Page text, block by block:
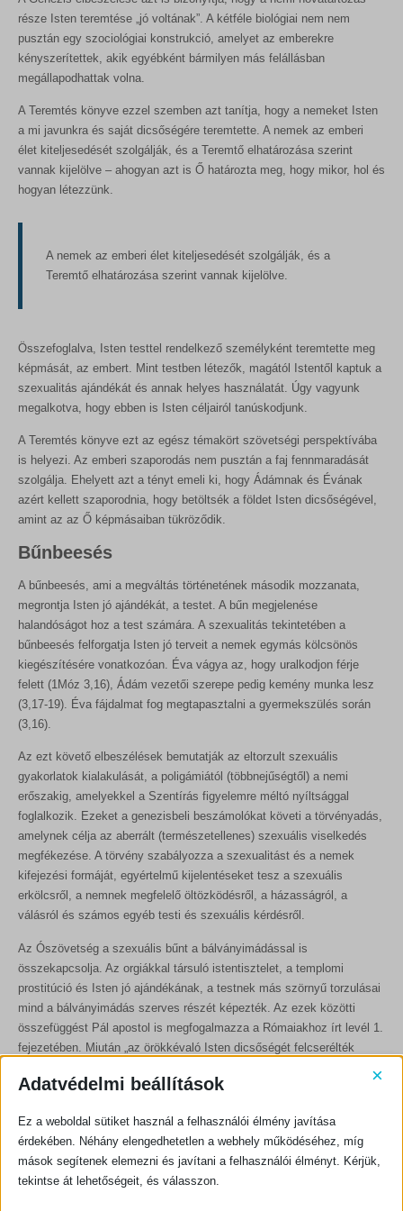
része Isten teremtése „jó voltának”. A kétféle biológiai nem nem
pusztán egy szociológiai konstrukció, amelyet az emberekre
kényszerítettek, akik egyébként bármilyen más felállásban
megállapodhattak volna.
A Teremtés könyve ezzel szemben azt tanítja, hogy a nemeket Isten
a mi javunkra és saját dicsőségére teremtette. A nemek az emberi
élet kiteljesedését szolgálják, és a Teremtő elhatározása szerint
vannak kijelölve – ahogyan azt is Ő határozta meg, hogy mikor, hol és
hogyan létezzünk.
A nemek az emberi élet kiteljesedését szolgálják, és a
Teremtő elhatározása szerint vannak kijelölve.
Összefoglalva, Isten testtel rendelkező személyként teremtette meg
képmását, az embert. Mint testben létezők, magától Istentől kaptuk a
szexualitás ajándékát és annak helyes használatát. Úgy vagyunk
megalkotva, hogy ebben is Isten céljairól tanúskodjunk.
A Teremtés könyve ezt az egész témakört szövetségi perspektívába
is helyezi. Az emberi szaporodás nem pusztán a faj fennmaradását
szolgálja. Ehelyett azt a tényt emeli ki, hogy Ádámnak és Évának
azért kellett szaporodnia, hogy betöltsék a földet Isten dicsőségével,
amint az az Ő képmásaiban tükröződik.
Bűnbeesés
A bűnbeesés, ami a megváltás történetének második mozzanata,
megrontja Isten jó ajándékát, a testet. A bűn megjelenése
halandóságot hoz a test számára. A szexualitás tekintetében a
bűnbeesés felforgatja Isten jó terveit a nemek egymás kölcsönös
kiegészítésére vonatkozóan. Éva vágya az, hogy uralkodjon férje
felett (1Móz 3,16), Ádám vezetői szerepe pedig kemény munka lesz
(3,17-19). Éva fájdalmat fog megtapasztalni a gyermekszülés során
(3,16).
Az ezt követő elbeszélések bemutatják az eltorzult szexuális
gyakorlatok kialakulását, a poligámiától (többnejűségtől) a nemi
erőszakig, amelyekkel a Szentírás figyelemre méltó nyíltsággal
foglalkozik. Ezeket a genezisbeli beszámolókat követi a törvényadás,
amelynek célja az aberrált (természetellenes) szexuális viselkedés
megfékezése. A törvény szabályozza a szexualitást és a nemek
kifejezési formáját, egyértelmű kijelentéseket tesz a szexuális
erkölcsről, a nemnek megfelelő öltözködésről, a házasságról, a
válásról és számos egyéb testi és szexuális kérdésről.
Az Ószövetség a szexuális bűnt a bálványimádással is
összekapcsolja. Az orgiákkal társuló istentisztelet, a templomi
prostitúció és Isten jó ajándékának, a testnek más szörnyű torzulásai
mind a bálványimádás szerves részét képezték. Az ezek közötti
összefüggést Pál apostol is megfogalmazza a Rómaiakhoz írt levél 1.
fejezetében. Miután „az örökkévaló Isten dicsőségét felcserélték
képmásával” (Róm 1,23), és miután „Isten igazságát hazugsággal
Teremtő helyett” (Róm 1,25), a férfiak és nők felcserélték természetes
kapcsolataikat a természetellenessel (Róm 1,26-27).
Megváltás
Adatvédelmi beállítások ×
Ez a weboldal sütiket használ a felhasználói élmény javítása
érdekében. Néhány elengedhetetlen a webhely működéséhez, míg
mások segítenek elemezni és javítani a felhasználói élményt. Kérjük,
tekintse át lehetőségeit, és válasszon.